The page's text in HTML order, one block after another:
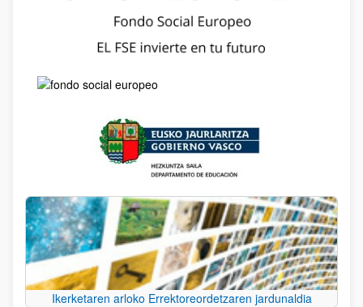
Ikerketaren arloko Errektoreordetzaren jardunaldia